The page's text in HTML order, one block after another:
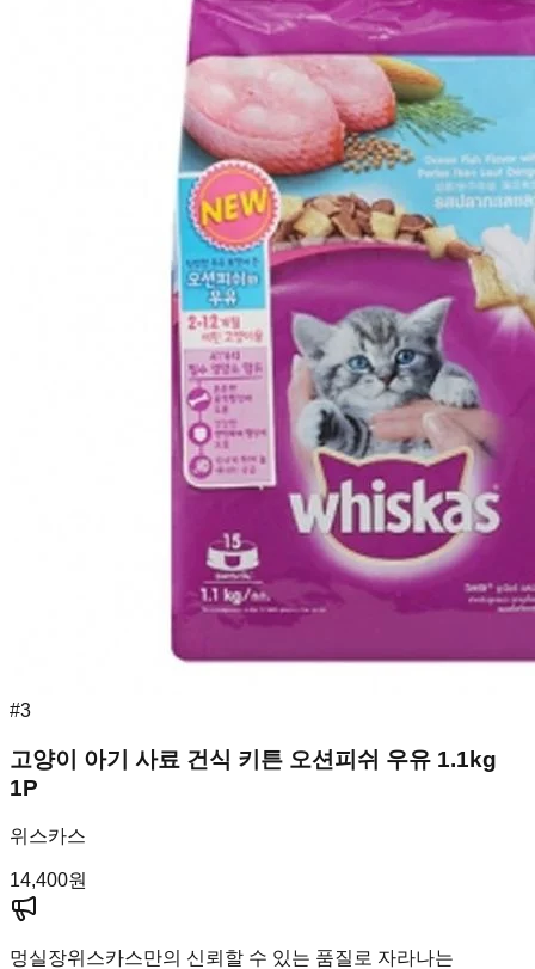
#3
고양이 아기 사료 건식 키튼 오션피쉬 우유 1.1kg
1P
위스카스
14,400원
멍실장위스카스만의 신뢰할 수 있는 품질로 자라나는